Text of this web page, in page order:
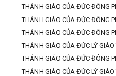
THÁNH GIÁO CỦA ĐỨC ĐÔNG
THÁNH GIÁO CỦA ĐỨC ĐÔNG
THÁNH GIÁO CỦA ĐỨC ĐÔNG
THÁNH GIÁO CỦA ĐỨC LÝ
THÁNH GIÁO CỦA ĐỨC ĐÔNG
THÁNH GIÁO CỦA ĐỨC LÝ